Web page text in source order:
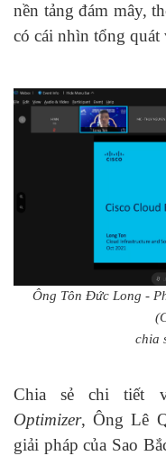
nền tảng đám mây,
có cái nhìn tổng quát
Ông Tôn Đức Long -
chia
Chia sẻ chi tiết
Optimizer, Ông Lê
giải pháp của Sao